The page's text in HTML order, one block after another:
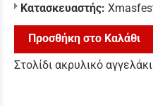
Κατασκευαστής:
Προσθήκη στο Καλάθι
Στολίδι ακρυλικό